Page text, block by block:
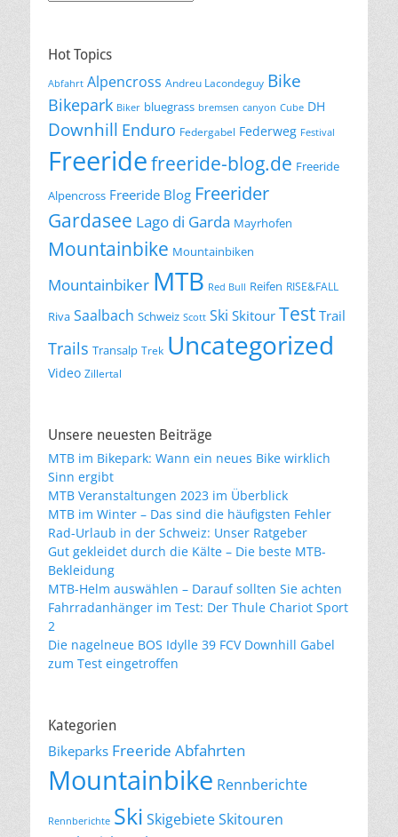
Hot Topics
Abfahrt Alpencross Andreu Lacondeguy Bike
Bikepark Biker bluegrass bremsen canyon Cube DH
Downhill Enduro Federgabel Federweg Festival
Freeridefreeride-blog.de Freeride
Alpencross Freeride Blog Freerider
Gardasee Lago di Garda Mayrhofen
Mountainbike Mountainbiken
Mountainbiker MTB Red Bull Reifen RISE&FALL
Riva Saalbach Schweiz Scott Ski Skitour Test Trail
Trails Transalp Trek Uncategorized
Video Zillertal
Unsere neuesten Beiträge
MTB im Bikepark: Wann ein neues Bike wirklich
Sinn ergibt
MTB Veranstaltungen 2023 im Überblick
MTB im Winter – Das sind die häufigsten Fehler
Rad-Urlaub in der Schweiz: Unser Ratgeber
Gut gekleidet durch die Kälte – Die beste MTB-
Bekleidung
MTB-Helm auswählen – Darauf sollten Sie achten
Fahrradanhänger im Test: Der Thule Chariot Sport
2
Die nagelneue BOS Idylle 39 FCV Downhill Gabel
zum Test eingetroffen
Kategorien
Bikeparks Freeride Abfahrten
Mountainbike Rennberichte
Rennberichte Ski SkigebieteSkitouren